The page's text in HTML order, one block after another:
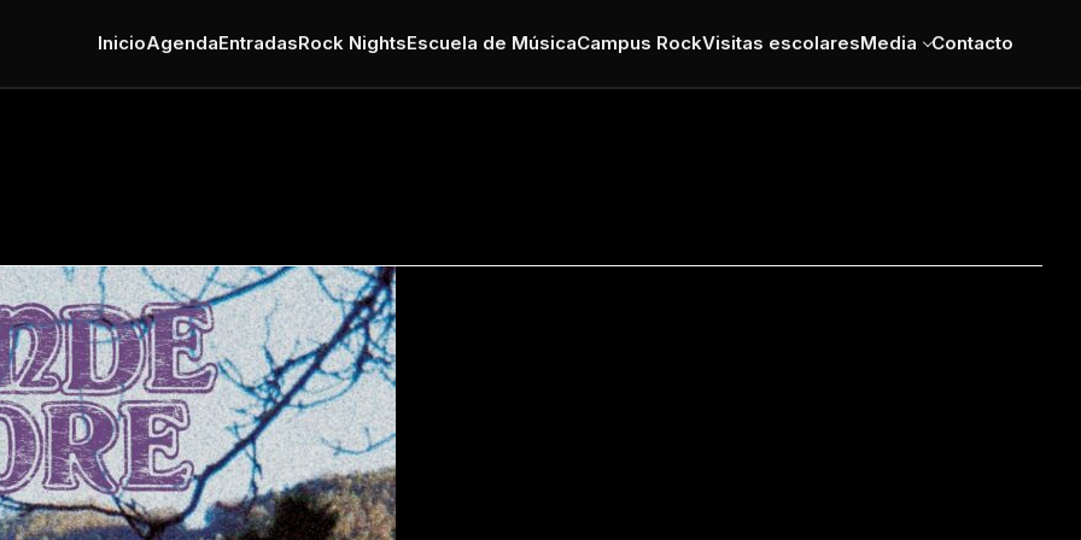
InicioAgendaEntradasRock NightsEscuela de MúsicaCampus RockVisitas escolaresMedia Contacto